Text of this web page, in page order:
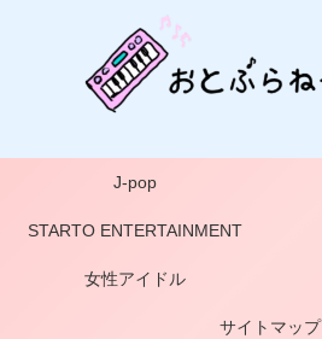
J-pop
STARTO ENTERTAINMENT
女性アイドル
サイトマップ